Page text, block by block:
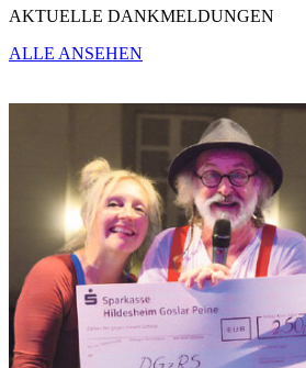
AKTUELLE DANKMELDUNGEN
ALLE ANSEHEN